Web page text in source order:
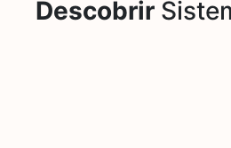
Descobrir